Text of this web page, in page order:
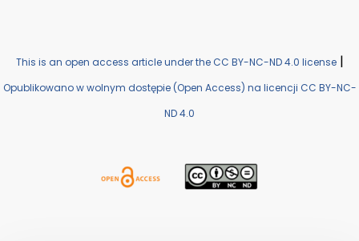
This is an open access article under the CC BY-NC-ND 4.0 license|
Opublikowano w wolnym dostępie (Open Access) na licencji CC BY-NC-
ND 4.0